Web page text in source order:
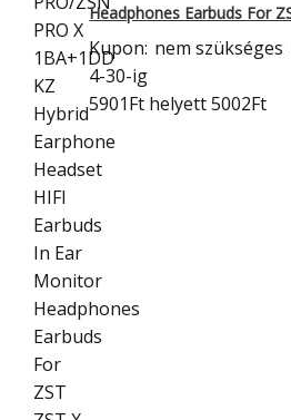
Headphones Earbuds For
Kupon: nem szükséges
4-30-ig
5901Ft helyett 5002Ft